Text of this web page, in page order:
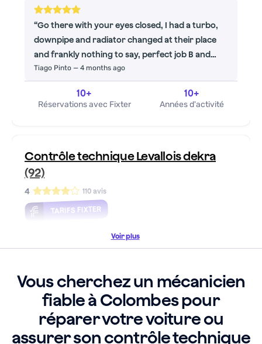
Go there with your eyes closed, I had a turbo,
downpipe and radiator changed at their place
and frankly nothing to say, perfect job B and
impeccable staff, not the first time I've been to
their place so I know what I'm talking about, the
car before cutting out no power, it came out of
Tiago Pinto — 4 months ago
10+
Réservations avec Fixter
10+
Années d'activité
Contrôle technique Levallois dekra
(92)
4 110 avis
TARIFS FIXTER
42, Rue Gabriel Péri, Levallois-Perret, 92300
Contrôle Technique
Collecte & restitution disponible
En savoir plus
Voir plus
Vous cherchez un mécanicien
fiable à Colombes pour
réparer votre voiture ou
assurer son contrôle technique